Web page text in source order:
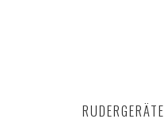
RUDERGERÄTE